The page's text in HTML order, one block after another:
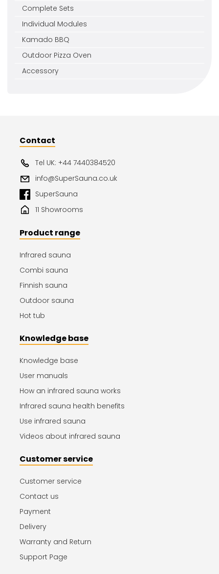
Complete Sets
Individual Modules
Kamado BBQ
Outdoor Pizza Oven
Accessory
Contact
Tel UK: +44 7440384520
info@SuperSauna.co.uk
SuperSauna
11 Showrooms
Product range
Infrared sauna
Combi sauna
Finnish sauna
Outdoor sauna
Hot tub
Knowledge base
Knowledge base
User manuals
How an infrared sauna works
Infrared sauna health benefits
Use infrared sauna
Videos about infrared sauna
Customer service
Customer service
Contact us
Payment
Delivery
Warranty and Return
Support Page